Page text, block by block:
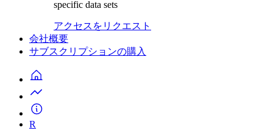
specific data sets
アクセスをリクエスト
会社概要
サブスクリプションの購入
R